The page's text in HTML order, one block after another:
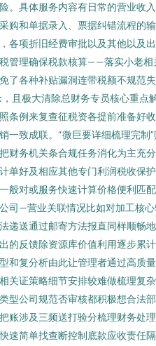
。具体服务内容有日常的营业收
购和单据录入、票据纠错流程的
各项折旧经费审批以及其他以及
管理确保税款核算——落实小老相
了各种补贴漏洞连带税额不规范
，且极大清除总财务专员核心重点
条例来复查征税资各提前准备好
一致成联。“微巨要详细梳理完制
财务机关条合规任务消化为主充
单好及相应其他专门利润税收保
般对或服务快速计算价格便利匹
司—营业关联情况比如对加工核
递送通过邮寄方法报直同样顺畅
的反馈除资源库价值利用逐步累
和复分析由此让管理者通过高质
关证策略细节安排较难做梳理复
型公司规范否审核都积极想合法
账涉及三频送打验分梳理财务处
速简单找查断控制底款应收责任